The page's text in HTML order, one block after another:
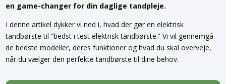
en game-changer for din daglige tandpleje.
I denne artikel dykker vi ned i, hvad der gør en elektrisk
tandbørste til “bedst i test elektrisk tandbørste.” Vi vil gennemgå
de bedste modeller, deres funktioner og hvad du skal overveje,
når du vælger den perfekte tandbørste til dine behov.